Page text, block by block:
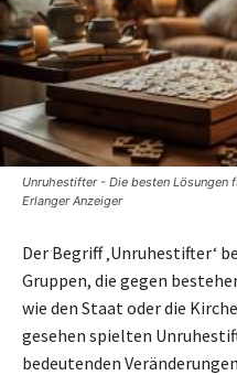
Unruhestifter - Die besten
Erlanger Anzeiger
Der Begriff ‚Unruhestifter‘
Gruppen, die gegen
wie den Staat oder die
gesehen spielten
bedeutenden